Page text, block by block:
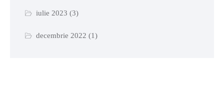
iulie 2023 (3)
decembrie 2022 (1)